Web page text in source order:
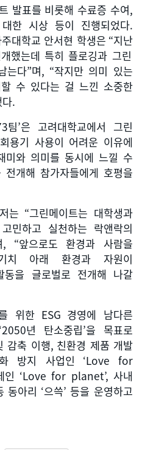
발표를 비롯해 수료증 수여,
한 시상 등이 진행되었다.
대학교 안서현 학생은 “지난
했는데 특히 플로깅과 그린
는다”며, “작지만 의미 있는
수 있다는 걸 느낀 소중한
.
팀’은 고려대학교에서 그린
용기 사용이 어려운 이유에
미와 의미를 동시에 느낄 수
전개해 참가자들에게 호평을
는 “그린메이트는 대학생과
민하고 실천하는 락앤락의
, “앞으로도 환경과 사람을
치 아래 환경과 자원이
동을 글로벌로 전개해 나갈
위한 ESG 경영에 남다른
년 탄소중립’을 목표로
감축 이행, 친환경 제품 개발
방지 사업인 ‘Love for
인 ‘Love for planet’, 사내
동아리 ‘으쓱’ 등을 운영하고